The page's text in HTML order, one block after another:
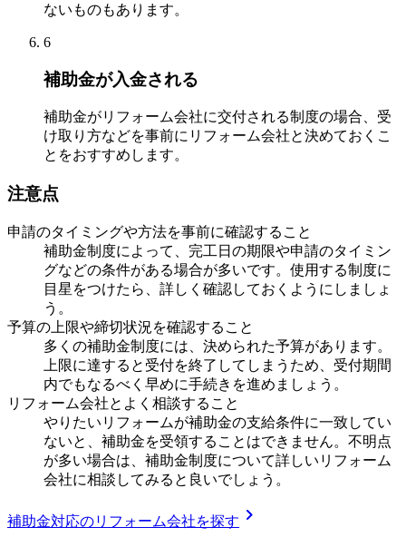
ないものもあります。
6
補助金が入金される
補助金がリフォーム会社に交付される制度の場合、受
け取り方などを事前にリフォーム会社と決めておくこ
とをおすすめします。
注意点
申請のタイミングや方法を事前に確認すること
補助金制度によって、完工日の期限や申請のタイミン
グなどの条件がある場合が多いです。使用する制度に
目星をつけたら、詳しく確認しておくようにしましょ
う。
予算の上限や締切状況を確認すること
多くの補助金制度には、決められた予算があります。
上限に達すると受付を終了してしまうため、受付期間
内でもなるべく早めに手続きを進めましょう。
リフォーム会社とよく相談すること
やりたいリフォームが補助金の支給条件に一致してい
ないと、補助金を受領することはできません。不明点
が多い場合は、補助金制度について詳しいリフォーム
会社に相談してみると良いでしょう。
補助金対応のリフォーム会社を探す chevron_right